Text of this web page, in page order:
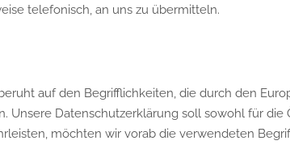
telefonisch, an uns zu übermitteln.
auf den Begrifflichkeiten, die durch den
Unsere Datenschutzerklärung soll sowohl für
möchten wir vorab die verwendeten